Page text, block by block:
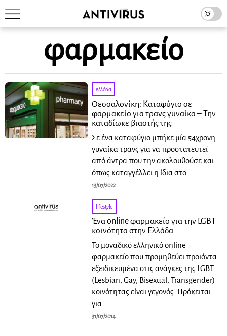
φαρμακείο
ελλάδα
Θεσσαλονίκη: Καταφύγιο σε
φαρμακείο για τρανς γυναίκα – Την
καταδίωκε βιαστής της
Σε ένα καταφύγιο μπήκε μία 54χρονη
γυναίκα τρανς για να προστατευτεί
από άντρα που την ακολουθούσε και
όπως καταγγέλλει η ίδια στο
13/07/2022
lifestyle
Ένα online φαρμακείο για την LGBT
κοινότητα στην Ελλάδα
Το μοναδικό ελληνικό online
φαρμακείο που προμηθεύει προϊόντα
εξειδικευμένα στις ανάγκες της LGBT
(Lesbian, Gay, Bisexual, Transgender)
κοινότητας είναι γεγονός. Πρόκειται
για
31/07/2014